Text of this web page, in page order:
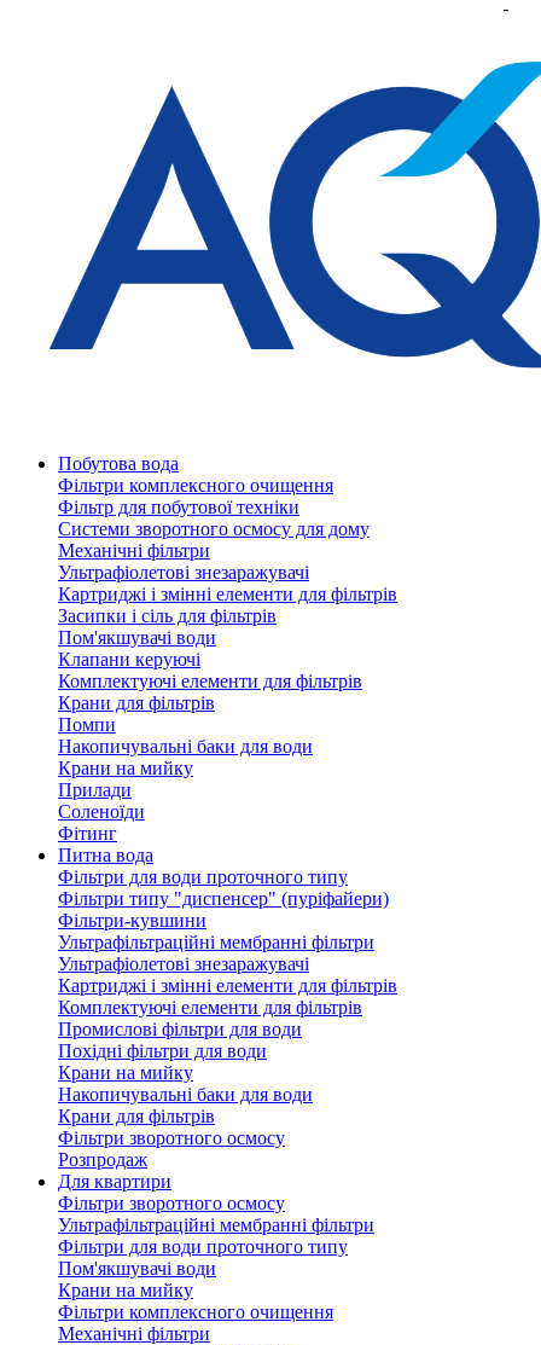
Побутова вода
Фільтри комплексного очищення
Фільтр для побутової техніки
Системи зворотного осмосу для дому
Механічні фільтри
Ультрафіолетові знезаражувачі
Картриджі і змінні елементи для фільтрів
Засипки і сіль для фільтрів
Пом'якшувачі води
Клапани керуючі
Комплектуючі елементи для фільтрів
Крани для фільтрів
Помпи
Накопичувальні баки для води
Крани на мийку
Прилади
Соленоїди
Фітинг
Питна вода
Фільтри для води проточного типу
Фільтри типу "диспенсер" (пуріфайери)
Фільтри-кувшини
Ультрафільтраційні мембранні фільтри
Ультрафіолетові знезаражувачі
Картриджі і змінні елементи для фільтрів
Комплектуючі елементи для фільтрів
Промислові фільтри для води
Похідні фільтри для води
Крани на мийку
Накопичувальні баки для води
Крани для фільтрів
Фільтри зворотного осмосу
Розпродаж
Для квартири
Фільтри зворотного осмосу
Ультрафільтраційні мембранні фільтри
Фільтри для води проточного типу
Пом'якшувачі води
Крани на мийку
Фільтри комплексного очищення
Механічні фільтри